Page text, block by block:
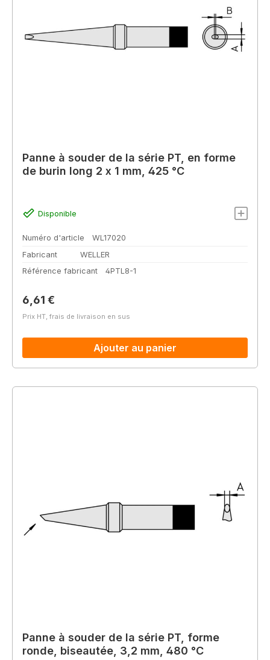
Panne à souder de la série PT, en forme
de burin long 2 x 1 mm, 425 °C
Disponible
Numéro d'article
WL17020
Fabricant
WELLER
Référence fabricant
4PTL8-1
Prix régulier :
6,61 €
Prix HT, frais de livraison en sus
Ajouter au panier
Panne à souder de la série PT, forme
ronde, biseautée, 3,2 mm, 480 °C